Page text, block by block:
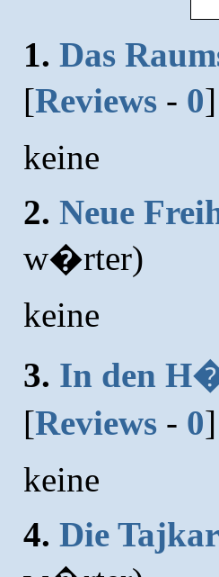
1. Das
[Reviews - 0
keine
2. Neue
w�rter)
keine
3. In den
[Reviews - 0
keine
4. Die Tajkar